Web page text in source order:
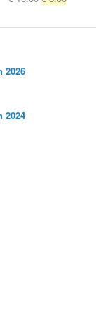
var:
är:
2026
2024